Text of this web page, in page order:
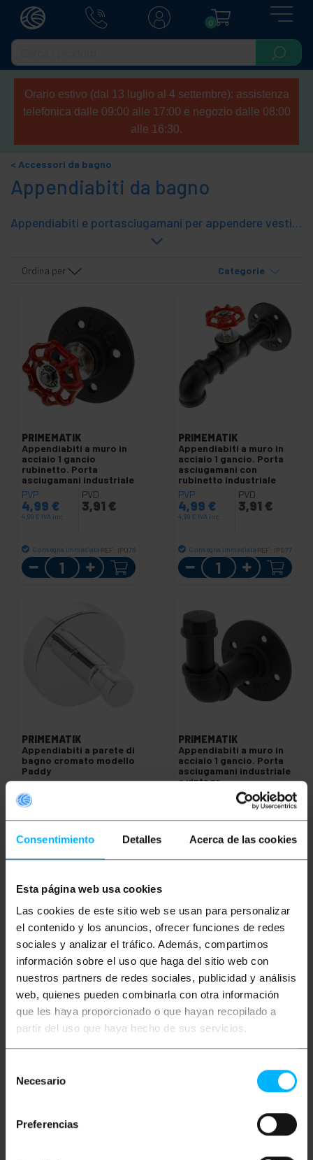
Consentimiento Detalles Acerca de las cookies
Esta página web usa cookies
Las cookies de este sitio web se usan para personalizar
el contenido y los anuncios, ofrecer funciones de redes
sociales y analizar el tráfico. Además, compartimos
información sobre el uso que haga del sitio web con
nuestros partners de redes sociales, publicidad y análisis
web, quienes pueden combinarla con otra información
que les haya proporcionado o que hayan recopilado a
partir del uso que haya hecho de sus servicios.
Necesario
Preferencias
0
Orario estivo (dal 13 luglio al 4 settembre): assistenza
telefonica dalle 09:00 alle 17:00 e negozio dalle 08:00
alle 16:30.
Accessori da bagno
Appendiabiti da bagno
Appendiabiti e portasciugamani per appendere vestiti, borse, cappotti, asciugamani, accappatoio e altri accessori da bagno. Appendiabiti da parete o da terra. Accessori per tenere il computer di casa.
Ordina per Categorie
PRIMEMATIK
Appendiabiti a muro in
acciaio 1 gancio
rubinetto. Porta
asciugamani industriale
PVP
4,99 €
4,99 € IVA inc.
PVD
3,91 €
Consegna immediata REF: IP076
Quantità
PRIMEMATIK
Appendiabiti a muro in
acciaio 1 gancio. Porta
asciugamani con
rubinetto industriale
PVP
4,99 €
4,99 € IVA inc.
PVD
3,91 €
Consegna immediata REF: IP077
Quantità
PRIMEMATIK
Appendiabiti a parete di
bagno cromato modello
Paddy
PVP
2,78
KS313
PRIMEMATIK
Appendiabiti a muro in
acciaio 1 gancio. Porta
asciugamani industriale
e vintage
PVD
3,03€
Quantità
PRIMEMATIK
Porta asciugamani da
4,32€
4,32€IVA inc.
PRIMEMATIK
bagno cromato modello
2,95€